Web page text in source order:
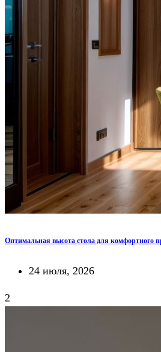
Оптимальная высота стола для комфортного
24 июля, 2026
2